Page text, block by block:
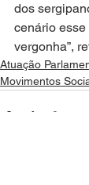
dos
cenário
vergonha”,
Atuação
Movimentos